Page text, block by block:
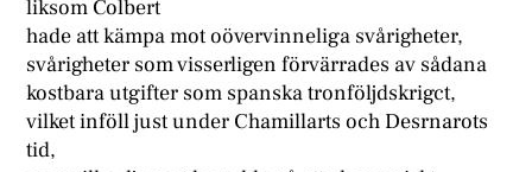
liksom Colbert
hade att kämpa mot oövervinneliga svårigheter,
svårigheter som visserligen förvärrades av sådana
kostbara utgifter som spanska tronföljdskrigct,
vilket inföll just under Chamillarts och Desrnarots
tid,